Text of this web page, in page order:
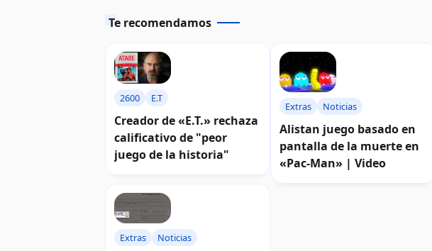
Te recomendamos
2600 E.T
Creador de «E.T.» rechaza
calificativo de "peor
juego de la historia"
Extras Noticias
Alistan juego basado en
pantalla de la muerte en
«Pac-Man» | Video
Extras Noticias